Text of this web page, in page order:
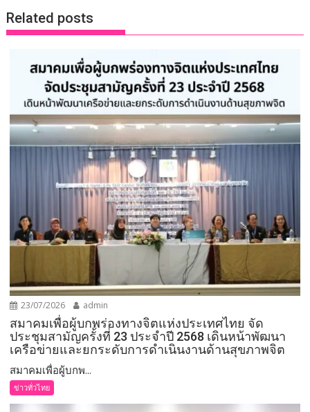
Related posts
23/07/2026 admin
สมาคมเพื่อผู้บกพร่องทางจิตแห่งประเทศไทย จัด
ประชุมสามัญครั้งที่ 23 ประจำปี 2568 เดินหน้าพัฒนา
เครือข่ายและยกระดับการดำเนินงานด้านสุขภาพจิต
สมาคมเพื่อผู้บกพ...
ข่าวทั่วไทย